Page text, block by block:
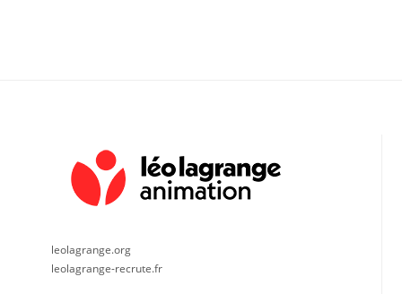
leolagrange.org
leolagrange-recrute.fr